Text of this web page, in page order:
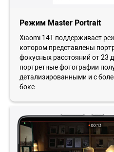
Режим Master Portrait
Xiaomi 14T поддерживает
котором представлены
фокусных расстояний от 23
портретные фотографии
детализированными и с
боке.